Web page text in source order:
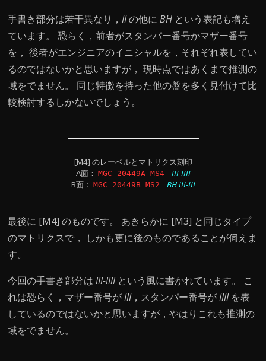
手書き部分は若干異なり， IIの他に BH という表記も増え
ています。 恐らく，前者がスタンパー番号かマザー番号
を， 後者がエンジニアのイニシャルを，それぞれ表してい
るのではないかと思いますが， 現時点ではあくまで推測の
域をでません。 同じ特徴を持った他の盤を多く見付けて比
較検討するしかないでしょう。
[M4] のレーベルとマトリクス刻印
A面： MGC 20449A MS4
III-IIII
B面： MGC 20449B MS2 BH III-III
最後に [M4] のものです。 あきらかに [M3] と同じタイプ
のマトリクスで， しかも更に後のものであることが伺えま
す。
今回の手書き部分は III-IIIIという風に書かれています。 こ
れは恐らく，マザー番号がIII，スタンパー番号がIIIIを表
しているのではないかと思いますが，やはりこれも推測の
域をでません。